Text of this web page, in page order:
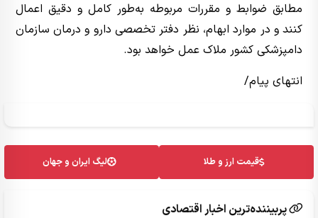
مطابق ضوابط و مقررات مربوطه به‌طور کامل و دقیق اعمال
کنند و در موارد ابهام، نظر دفتر تخصصی دارو و درمان سازمان
دامپزشکی کشور ملاک عمل خواهد بود.
انتهای پیام/
قیمت ارز و طلا لیگ ایران و جهان
پربیننده‌ترین اخبار اقتصادی